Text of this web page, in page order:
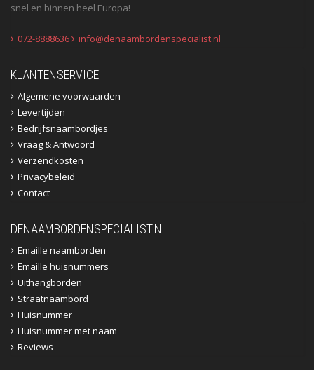
snel en binnen heel Europa!
072-8888636 info@denaambordenspecialist.nl
KLANTENSERVICE
Algemene voorwaarden
Levertijden
Bedrijfsnaambordjes
Vraag & Antwoord
Verzendkosten
Privacybeleid
Contact
DENAAMBORDENSPECIALIST.NL
Emaille naamborden
Emaille huisnummers
Uithangborden
Straatnaambord
Huisnummer
Huisnummer met naam
Reviews